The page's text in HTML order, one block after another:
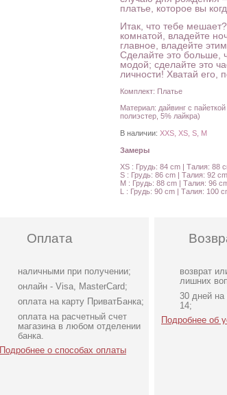
платье, которое вы
Итак, что тебе
комнатой, владейте
главное, владейте
Сделайте это больше,
модой; сделайте это
личности! Хватай его,
Комплект: Платье
Материал: дайвинг с
полиэстер, 5% лайкра)
В наличии: XXS, XS, S, M
Замеры
XS : Грудь: 84 cm | Талия: 88
S : Грудь: 86 cm | Талия: 92
M : Грудь: 88 cm | Талия: 96
L : Грудь: 90 cm | Талия: 100
Оплата
наличными при получении;
онлайн - Visa, MasterCard;
оплата на карту ПриватБанка;
оплата на расчетный счет
магазина в любом отделении
банка.
Подробнее о способах оплаты
возврат
лишних
30 дней на
14;
Подробнее об